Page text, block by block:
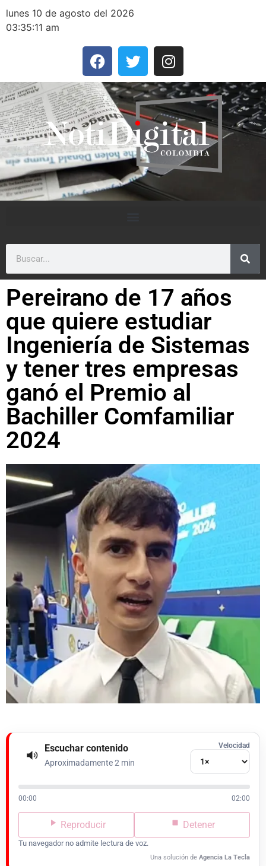
lunes 10 de agosto del 2026
03:35:11 am
Pereirano de 17 años
que quiere estudiar
Ingeniería de Sistemas
y tener tres empresas
ganó el Premio al
Bachiller Comfamiliar
2024
Escuchar contenido
Aproximadamente 2 min
Velocidad
00:00 02:00
Reproducir Detener
Tu navegador no admite lectura de voz.
Una solución de Agencia La Tecla